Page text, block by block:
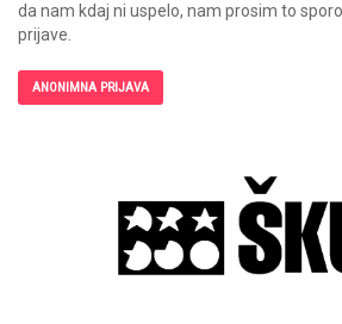
da nam kdaj ni uspelo, nam prosim to
prijave.
ANONIMNA PRIJAVA